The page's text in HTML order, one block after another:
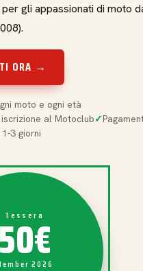
gli appassionati di moto
ORA →
moto e ogni età
al Motoclub
3 giorni
Tessera
50€
2026